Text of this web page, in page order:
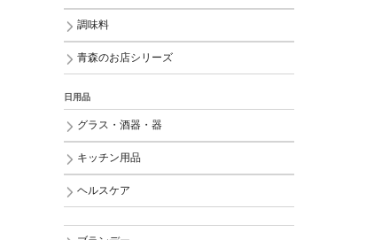
調味料
青森のお店シリーズ
日用品
グラス・酒器・器
キッチン用品
ヘルスケア